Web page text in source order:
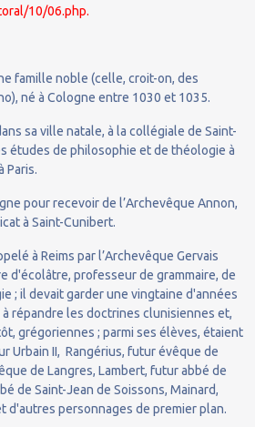
10/06.php.
famille noble (celle, croit-on, des
né à Cologne entre 1030 et 1035.
sa ville natale, à la collégiale de Saint-
études de philosophie et de théologie à
Paris.
pour recevoir de l’Archevêque Annon,
à Saint-Cunibert.
à Reims par l’Archevêque Gervais
d'écolâtre, professeur de grammaire, de
; il devait garder une vingtaine d'années
répandre les doctrines clunisiennes et,
grégoriennes ; parmi ses élèves, étaient
Urbain II, Rangérius, futur évêque de
de Langres, Lambert, futur abbé de
de Saint-Jean de Soissons, Mainard,
d'autres personnages de premier plan.